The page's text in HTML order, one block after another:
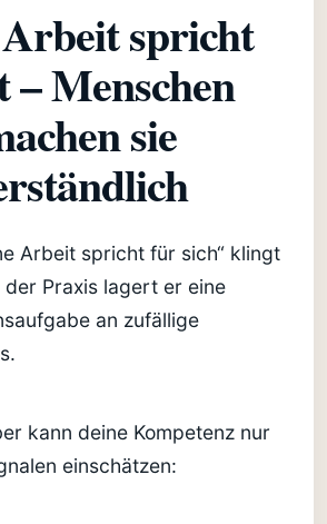
spricht
– Menschen
sie
Arbeit spricht für sich“ klingt
der Praxis lagert er eine
an zufällige
kann deine Kompetenz nur
einschätzen: